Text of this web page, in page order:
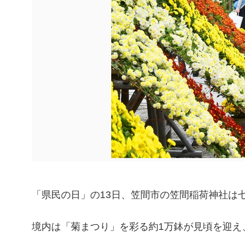
「県民の日」の13日、笠間市の笠間稲荷神社は
境内は「菊まつり」を彩る約1万鉢が見頃を迎